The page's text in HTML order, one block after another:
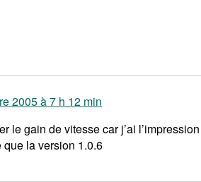
2005 à 7 h 12 min
le gain de vitesse car j’ai
la version 1.0.6